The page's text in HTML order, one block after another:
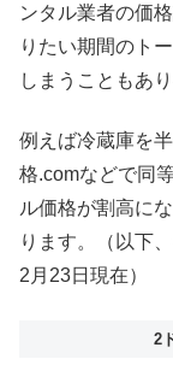
ンタル業者の価
りたい期間のト
しまうこともあ
例えば冷蔵庫を
格.comなどで同
ル価格が割高に
ります。（以下
2月23日現在）
2